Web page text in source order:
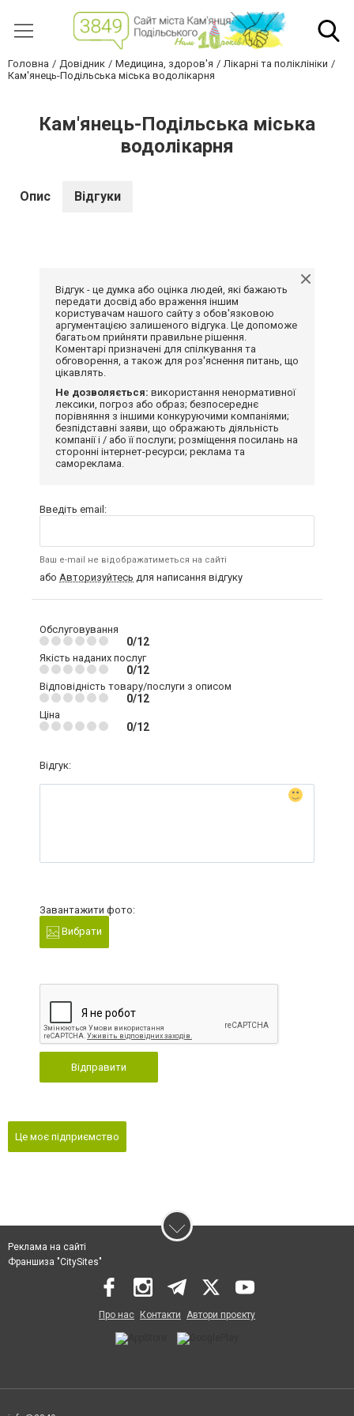
Головна Довідник Медицина, здоров'я
Лікарні та поліклініки
Кам'янець-Подільська міська водолікарня
Кам'янець-Подільська міська
водолікарня
Опис Відгуки
Відгук - це думка або оцінка людей, які бажають
передати досвід або враження іншим
користувачам нашого сайту з обов'язковою
аргументацією залишеного відгука. Це допоможе
багатьом прийняти правильне рішення.
Коментарі призначені для спілкування та
обговорення, а також для роз'яснення питань, що
цікавлять.
Не дозволяється: використання ненормативної
лексики, погроз або образ; безпосереднє
порівняння з іншими конкуруючими компаніями;
безпідставні заяви, що ображають діяльність
компанії і / або її послуги; розміщення посилань на
сторонні інтернет-ресурси; реклама та
самореклама.
Введіть email:
Ваш e-mail не відображатиметься на сайті
або Авторизуйтесь для написання відгуку
Обслуговування
0/12
Якість наданих послуг
0/12
Відповідність товару/послуги з описом
0/12
Ціна
0/12
Відгук:
Завантажити фото:
Вибрати
Відправити
Це моє підприємство
Реклама на сайті
Франшиза "CitySites"
Про нас Контакти Автори проєкту